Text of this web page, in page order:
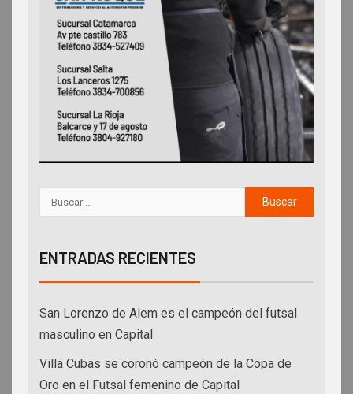
ENTRADAS RECIENTES
San Lorenzo de Alem es el campeón del futsal
masculino en Capital
Villa Cubas se coronó campeón de la Copa de
Oro en el Futsal femenino de Capital